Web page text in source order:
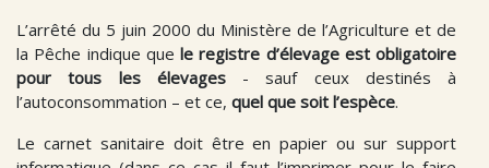
L’arrêté du 5 juin 2000 du Ministère de l’Agriculture et de
la Pêche indique que le registre d’élevage est obligatoire
pour tous les élevages- sauf ceux destinés à
l’autoconsommation – et ce, quel que soit l’espèce.
Le carnet sanitaire doit être en papier ou sur support